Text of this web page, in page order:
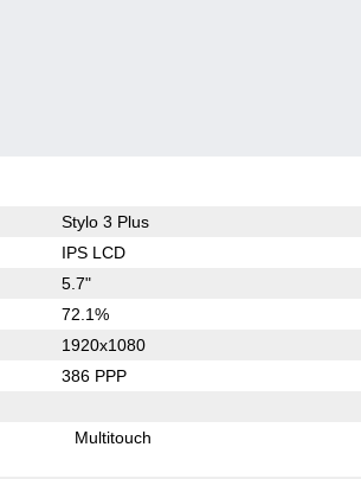
Stylo 3 Plus
IPS LCD
5.7"
72.1%
1920x1080
386 PPP
Multitouch